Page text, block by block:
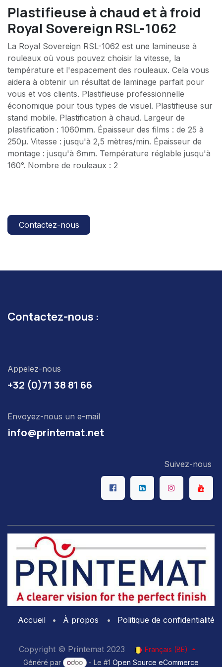
Plastifieuse à chaud et à froid
Royal Sovereign RSL-1062
La Royal Sovereign RSL-1062 est une lamineuse à
rouleaux où vous pouvez choisir la vitesse, la
température et l'espacement des rouleaux. Cela vous
aidera à obtenir un résultat de laminage parfait pour
vous et vos clients. Plastifieuse professionnelle
économique pour tous types de visuel. Plastifieuse sur
stand mobile. Plastification à chaud. Largeur de
plastification : 1060mm. Épaisseur des films : de 25 à
250µ. Vitesse : jusqu'à 2,5 mètres/min. Épaisseur de
montage : jusqu'à 6mm. Température réglable jusqu'à
160°. Nombre de rouleaux : 2
Contactez-nous
Contactez-nous :
Appelez-nous
+32 (0)71 38 81 66
Envoyez-nous un e-mail
info@printemat.net
Suivez-nous
Accueil • À propos • Politique de confidentialité
Copyright © Printemat 2023
Français (BE)
Généré par
- Le #1Open Source eCommerce